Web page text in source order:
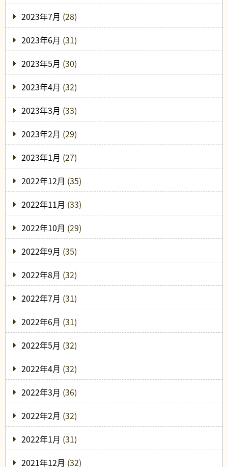
2023年7月 (28)
2023年6月 (31)
2023年5月 (30)
2023年4月 (32)
2023年3月 (33)
2023年2月 (29)
2023年1月 (27)
2022年12月 (35)
2022年11月 (33)
2022年10月 (29)
2022年9月 (35)
2022年8月 (32)
2022年7月 (31)
2022年6月 (31)
2022年5月 (32)
2022年4月 (32)
2022年3月 (36)
2022年2月 (32)
2022年1月 (31)
2021年12月 (32)